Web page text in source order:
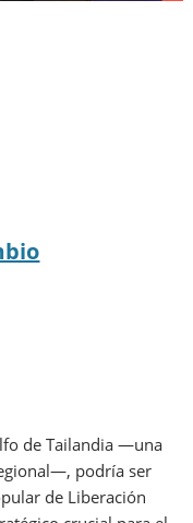
de Tailandia —una
podría ser
de Liberación